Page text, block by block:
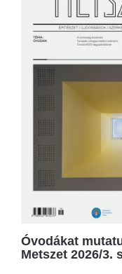
Óvodákat
Metszet 2026/3.